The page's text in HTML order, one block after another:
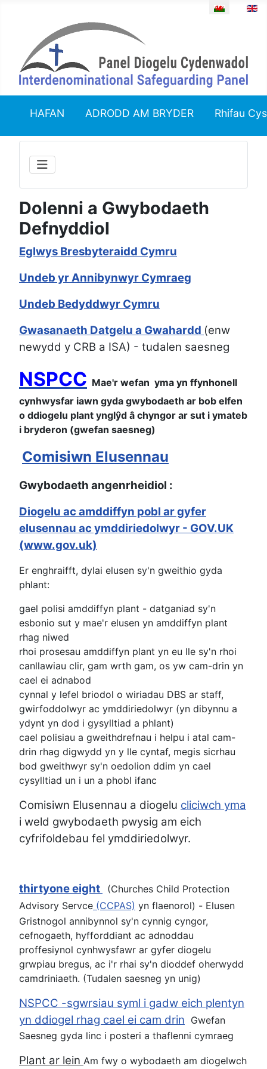
Dewiswch
HAFAN ADRODD AM BRYDER Rhifau
Dolenni a Gwybodaeth
Defnyddiol
Eglwys Bresbyteraidd Cymru
Undeb yr Annibynwyr Cymraeg
Undeb Bedyddwyr Cymru
Gwasanaeth Datgelu a Gwahardd (enw
newydd y CRB a ISA) - tudalen saesneg
NSPCC Mae'r wefan yma yn ffynhonell
cynhwysfar iawn gyda gwybodaeth ar bob elfen
o ddiogelu plant ynglŷd â chyngor ar sut i ymateb
i bryderon (gwefan saesneg)
Comisiwn Elusennau
Gwybodaeth angenrheidiol :
Diogelu ac amddiffyn pobl ar gyfer
elusennau ac ymddiriedolwyr - GOV.UK
(www.gov.uk)
Er enghraifft, dylai elusen sy'n gweithio gyda
phlant:
gael polisi amddiffyn plant - datganiad sy'n
esbonio sut y mae'r elusen yn amddiffyn plant
rhag niwed
rhoi prosesau amddiffyn plant yn eu lle sy'n rhoi
canllawiau clir, gam wrth gam, os yw cam-drin yn
cael ei adnabod
cynnal y lefel briodol o wiriadau DBS ar staff,
gwirfoddolwyr ac ymddiriedolwyr (yn dibynnu a
ydynt yn dod i gysylltiad a phlant)
cael polisiau a gweithdrefnau i helpu i atal cam-
drin rhag digwydd yn y lle cyntaf, megis sicrhau
bod gweithwyr sy'n oedolion ddim yn cael
cysylltiad un i un a phobl ifanc
Comisiwn Elusennau a diogelu cliciwch yma
i weld gwybodaeth pwysig am eich
cyfrifoldebau fel ymddiriedolwyr.
thirtyone eight
(Churches Child Protection
Advisory Servce (CCPAS) yn flaenorol) - Elusen
Gristnogol annibynnol sy'n cynnig cyngor,
cefnogaeth, hyfforddiant ac adnoddau
proffesiynol cynhwysfawr ar gyfer diogelu
grwpiau bregus, ac i'r rhai sy'n dioddef oherwydd
camdriniaeth. (Tudalen saesneg yn unig)
NSPCC -sgwrsiau syml i gadw eich plentyn
yn ddiogel rhag cael ei cam drin Gwefan
Saesneg gyda linc i posteri a thaflenni cymraeg
Plant ar lein Am fwy o wybodaeth am diogelwch